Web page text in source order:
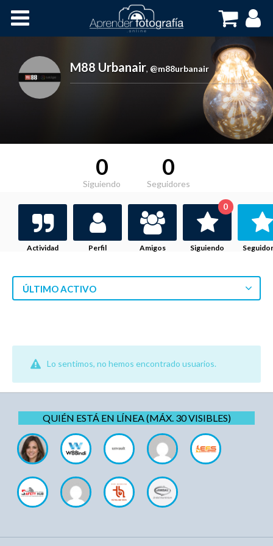
Cursos OnLine
M88 Urbanair, @m88urbanair
0
Siguiendo
0
Seguidores
Actividad Perfil Amigos Siguiendo
0
ÚLTIMO ACTIVO
Lo sentimos, no hemos encontrado usuarios.
QUIÉN ESTÁ EN LÍNEA (MÁX. 30 VISIBLES)